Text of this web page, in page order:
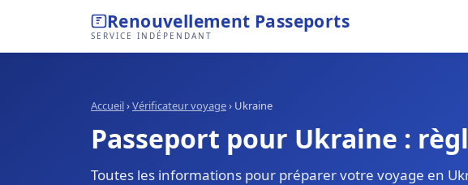
Renouvellement Passeports
SERVICE INDÉPENDANT
Accueil›Vérificateur voyage› Ukraine
Passeport pour Ukraine :
Toutes les informations pour préparer votre voyage en